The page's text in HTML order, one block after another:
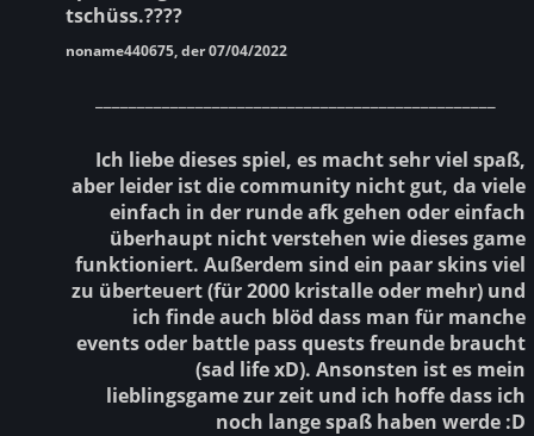
tschüss.????
noname440675, der 07/04/2022
Ich liebe dieses spiel, es macht sehr viel spaß,
aber leider ist die community nicht gut, da viele
einfach in der runde afk gehen oder einfach
überhaupt nicht verstehen wie dieses game
funktioniert. Außerdem sind ein paar skins viel
zu überteuert (für 2000 kristalle oder mehr) und
ich finde auch blöd dass man für manche
events oder battle pass quests freunde braucht
(sad life xD). Ansonsten ist es mein
lieblingsgame zur zeit und ich hoffe dass ich
noch lange spaß haben werde :D